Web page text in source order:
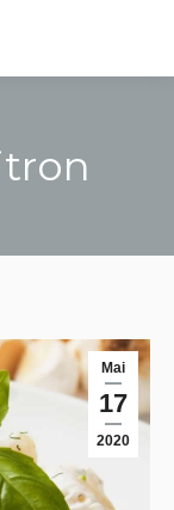
Mai
17
2020